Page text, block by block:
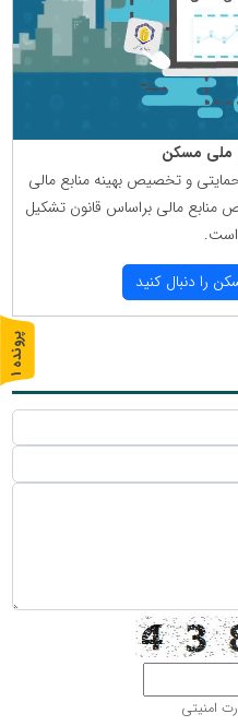
ملی مسكن
و تخصیص بهینه منابع مالی
مالی براساس قانون تشكیل
است.
را دنبال كنید
امنیتی
پ
ر
و
ن
د
ه
1